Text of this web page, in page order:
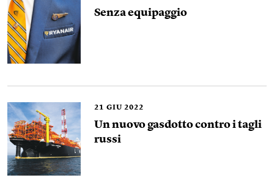
Senza equipaggio
21 GIU 2022
Un nuovo gasdotto contro i tagli
russi